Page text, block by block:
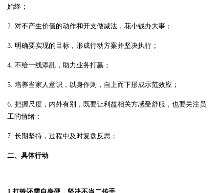
始终；
2. 对不产生价值的动作和开支做减法，花小钱办大事；
3. 明确要实现的目标，形成行动方案并坚决执行；
4. 不给一线添乱，助力业务打赢；
5. 培养当家人意识，以身作则，自上而下形成示范效应；
6. 把握尺度，内外有别，既要让利益相关方感受舒服，也要关注员
工的情绪；
7. 长期坚持，过程中及时复盘反思；
二、具体行动